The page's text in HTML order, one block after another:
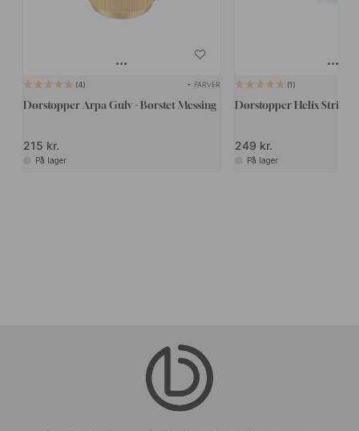
4 + FARVER
Dørstopper Arpa Gulv - Børstet Messing
215 kr.
På lager
1
Dørstopper Helix Stripe -
249 kr.
På lager